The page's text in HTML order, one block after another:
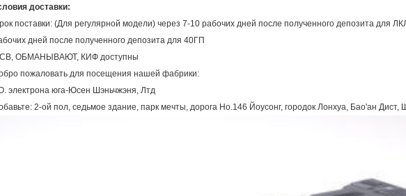
доставки:
поставки: (Для регулярной модели) через 7-10 рабочих дней после полученного депозита для
дней после полученного депозита для 40ГП
ОБМАНЫВАЮТ, КИФ доступны
пожаловать для посещения нашей фабрики:
электрона юга-Юсен Шэньчжэня, Лтд
2-ой пол, седьмое здание, парк мечты, дорога Но.146 Йоусонг, городок Лонхуа, Бао'ан Дист,